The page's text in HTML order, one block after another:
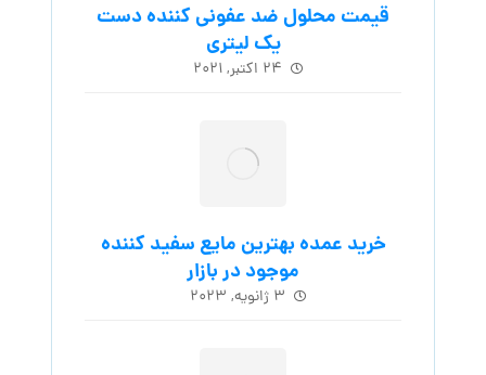
قیمت محلول ضد عفونی کننده دست
یک لیتری
۲۴ اکتبر, ۲۰۲۱
خرید عمده بهترین مایع سفید کننده
موجود در بازار
۳ ژانویه, ۲۰۲۳